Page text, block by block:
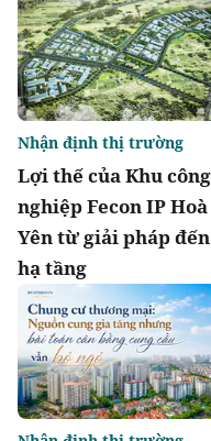
Lợi thế của Khu công
nghiệp Fecon IP Hoà
Yên từ giải pháp đến
hạ tầng
Nhận định thị trường